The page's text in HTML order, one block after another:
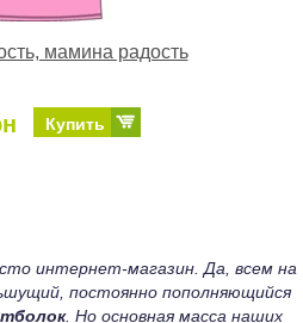
мамина радость
Купить
интернет-магазин. Да, всем на
постоянно пополняющийся
. Но основная масса наших